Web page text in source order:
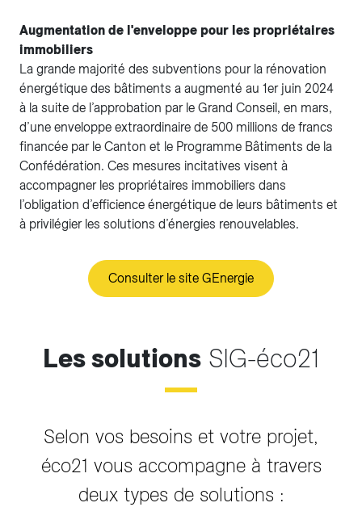
Augmentation de l'enveloppe pour les propriétaires
immobiliers
La grande majorité des subventions pour la rénovation
énergétique des bâtiments a augmenté au 1er juin 2024
à la suite de l’approbation par le Grand Conseil, en mars,
d’une enveloppe extraordinaire de 500 millions de francs
financée par le Canton et le Programme Bâtiments de la
Confédération. Ces mesures incitatives visent à
accompagner les propriétaires immobiliers dans
l’obligation d’efficience énergétique de leurs bâtiments et
à privilégier les solutions d’énergies renouvelables.
Consulter le site GEnergie
Les solutions SIG-éco21
Selon vos besoins et votre projet,
éco21 vous accompagne à travers
deux types de solutions :